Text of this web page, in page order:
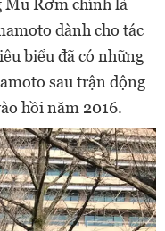
Mũ Rơm chính là
dành cho tác
biểu đã có những
sau trận động
hồi năm 2016.